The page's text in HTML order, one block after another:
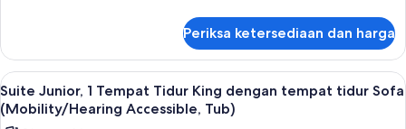
Kamar,
Tempat
Tidur
Queen
Periksa ketersediaan dan harga
Lihat
semua
foto
Brankas, meja kerja, tirai kedap
4
Suite Junior, 1 Tempat Tidur King dengan tempat tidur Sofa
(Mobility/Hearing Accessible, Tub)